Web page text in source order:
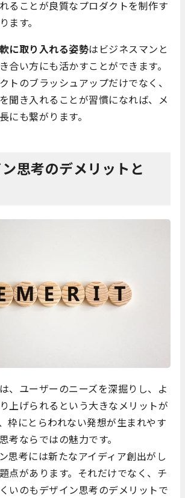
ることが良質なプロダクトを制作す
ます。
に取り入れる姿勢はビジネスマンと
合い方にも活かすことができます。
トのブラッシュアップだけでなく、
聞き入れることが習慣になれば、メ
にも繋がります。
思考のデメリットと
、ユーザーのニーズを深掘りし、よ
上げられるという大きなメリットが
枠にとらわれない発想が生まれやす
考ならではの魅力です。
思考には新たなアイディア創出がし
点があります。それだけでなく、チ
いのもデザイン思考のデメリットで